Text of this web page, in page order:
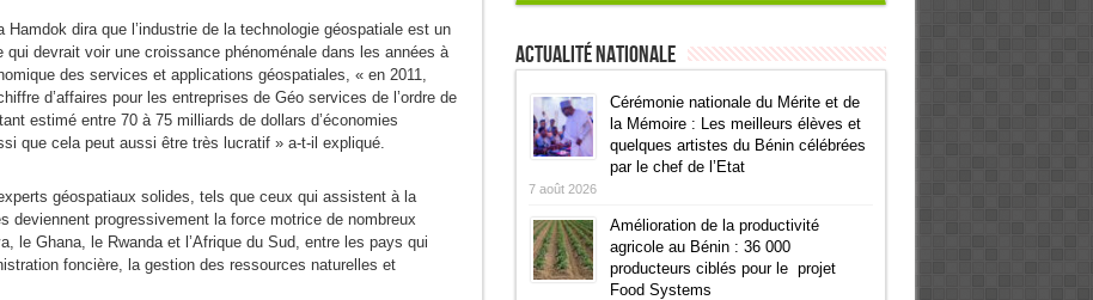
dira que l’industrie de la technologie géospatiale est un
qui devrait voir une croissance phénoménale dans les années à
des services et applications géospatiales, « en 2011,
d’affaires pour les entreprises de Géo services de l’ordre de
estimé entre 70 à 75 milliards de dollars d’économies
que cela peut aussi être très lucratif » a-t-il expliqué.
géospatiaux solides, tels que ceux qui assistent à la
deviennent progressivement la force motrice de nombreux
le Ghana, le Rwanda et l’Afrique du Sud, entre les pays qui
foncière, la gestion des ressources naturelles et
Actualité Nationale
Cérémonie nationale du Mérite et de
la Mémoire : Les meilleurs élèves et
quelques artistes du Bénin célébrées
par le chef de l’Etat
7 août 2026
Amélioration de la productivité
agricole au Bénin : 36 000
producteurs ciblés pour le projet
Food Systems